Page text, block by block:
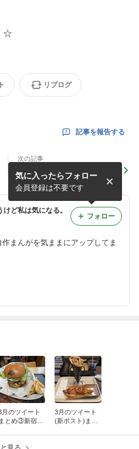
☆
リブログ
記事を報告する
次の記事
ミニ日記85『コツメイトに
行こう！』④（最終回）
ど私は気になる。
まんがを気ままにアップしてま
気に入ったらフォロー
会員登録は不要です
フォロー
月のツイート
まとめ③新宿の
BURGER）
3月のツイート
(新ポスト)まと